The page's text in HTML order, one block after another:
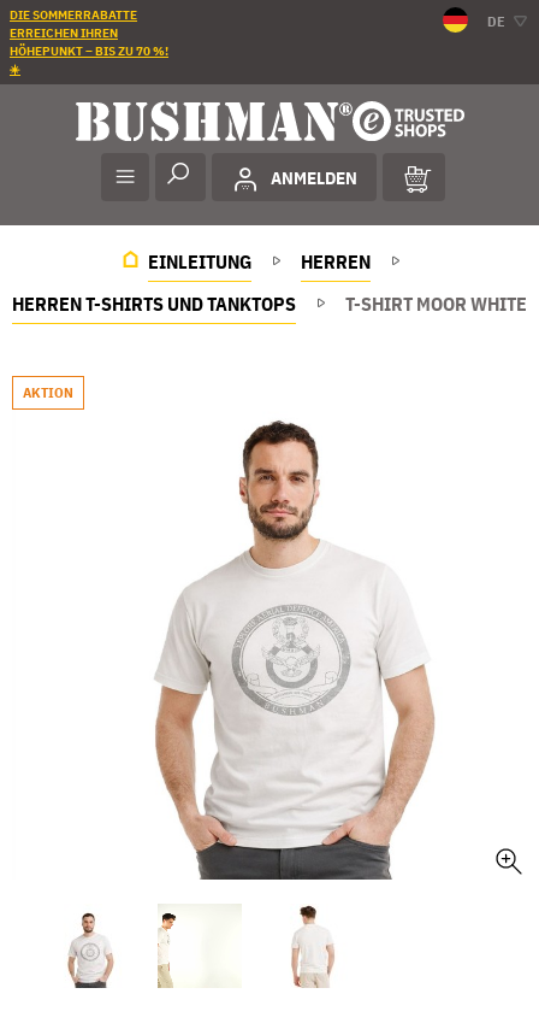
DIE SOMMERRABATTE
ERREICHEN IHREN
HÖHEPUNKT – BIS ZU 70 %!
☀️
DE
ANMELDEN
EINLEITUNG
HERREN
HERREN T-SHIRTS UND TANKTOPS
T-SHIRT MOOR WHITE
AKTION